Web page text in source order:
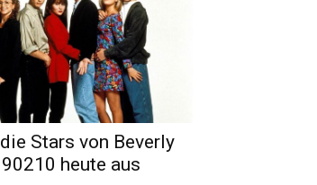
Stars von Beverly
heute aus